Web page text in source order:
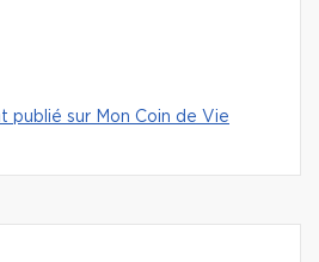
publié sur Mon Coin de Vie